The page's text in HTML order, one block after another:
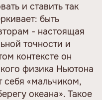
и ставить так
быть
- настоящая
точности и
контексте он
физика Ньютона
себя «мальчиком,
океана». Такое